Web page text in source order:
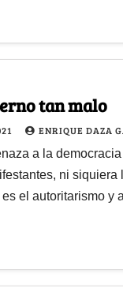
tan malo
ENRIQUE DAZA
a la
ni siquiera
el autoritarismo y